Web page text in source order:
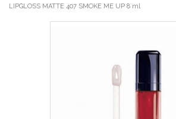
LIPGLOSS MATTE 407 SMOKE ME UP 8 ml